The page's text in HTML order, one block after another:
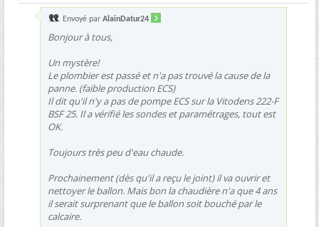
Envoyé par AlainDatur24
Bonjour à tous,
Un mystère!
Le plombier est passé et n'a pas trouvé la cause de la
panne. (faible production ECS)
Il dit qu'il n'y a pas de pompe ECS sur la Vitodens 222-F
BSF 25. Il a vérifié les sondes et paramétrages, tout est
OK.
Toujours très peu d'eau chaude.
Prochainement (dès qu'il a reçu le joint) il va ouvrir et
nettoyer le ballon. Mais bon la chaudière n'a que 4 ans
il serait surprenant que le ballon soit bouché par le
calcaire.